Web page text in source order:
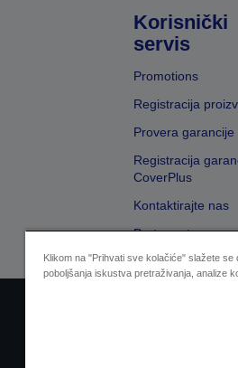
Korisnički
servis
Promotions
Registracija
Provera garancije
Registracija
CoverPlus
Kontaktirajte nas
Pretraga trgovaca
Klikom na "Prihvati sve kolačiće" slažete
poboljšanja iskustva pretraživanja, analize